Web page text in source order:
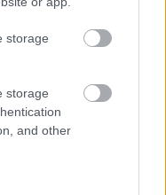
storage
storage
and other
felkérését
is? – kemény kritika
elnöknek
a Tiszán a 13 éves